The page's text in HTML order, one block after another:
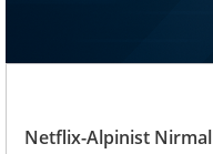
Netflix-Alpinist